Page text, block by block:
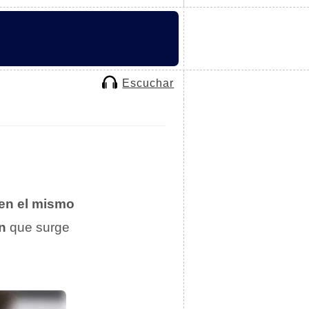
Escuchar
el mismo
que surge